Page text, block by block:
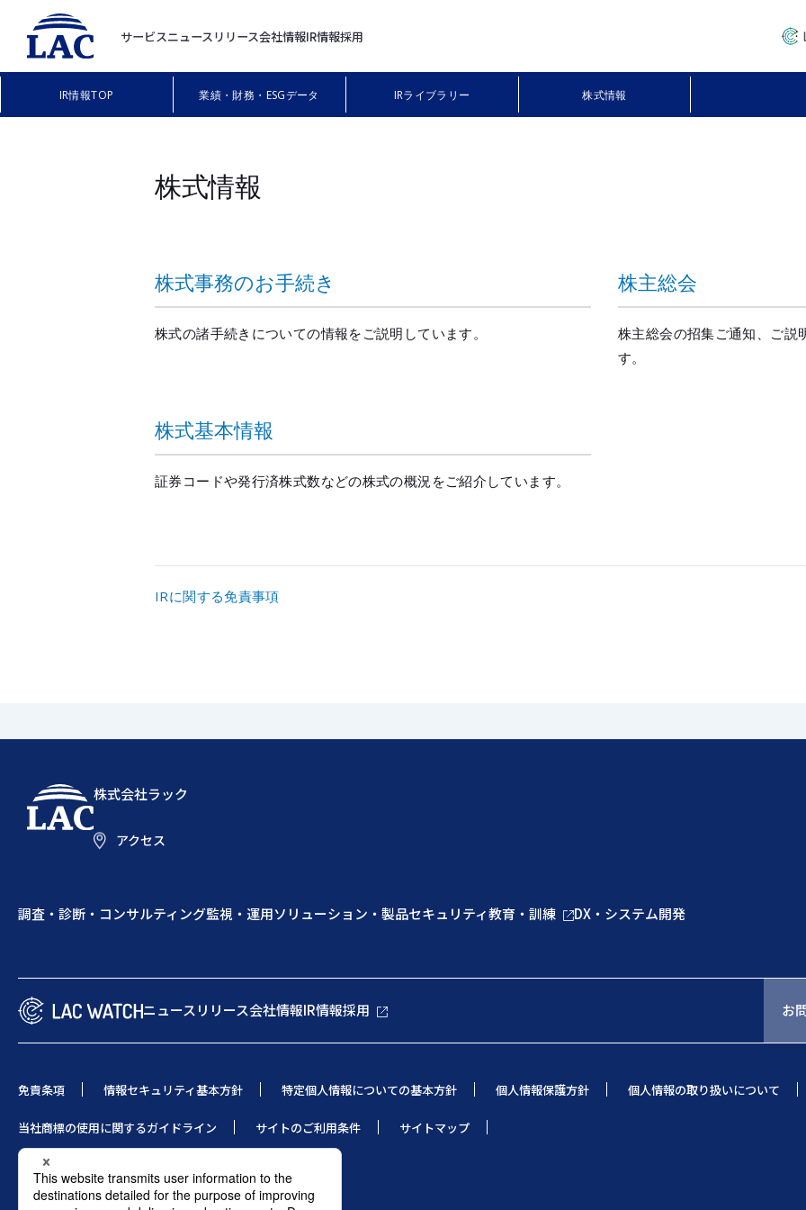
サービスニュースリリース会社情報IR情報採用
IR情報TOP 業績・財務・ESGデータ IRライブラリー 株式情報
株式情報
株式事務のお手続き
株式の諸手続きについての情報をご説明しています。
株主総会
株主総会の招集ご通知、ご説
す。
株式基本情報
証券コードや発行済株式数などの株式の概況をご紹介しています。
IRに関する免責事項
株式会社ラック
アクセス
調査・診断・コンサルティング監視・運用ソリューション・製品セキュリティ教育・訓練 DX・システム開発
ニュースリリース会社情報IR情報採用 お
免責条項 情報セキュリティ基本方針 特定個人情報についての基本方針 個人情報保護方針 個人情報の取り扱いについて
当社商標の使用に関するガイドライン サイトのご利用条件 サイトマップ
© 1995 LAC Co., Ltd.